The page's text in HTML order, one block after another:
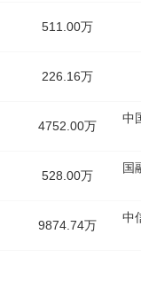
511.00万
226.16万
4752.00万
中
528.00万
国
9874.74万
中